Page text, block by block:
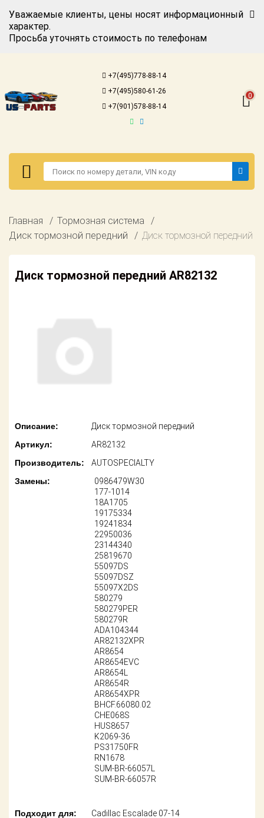
Уважаемые клиенты, цены носят информационный
характер.
Просьба уточнять стоимость по телефонам
+7(495)778-88-14
+7(495)580-61-26
+7(901)578-88-14
0
Авторизация
американских
автомобилей
запросу
техобслуживание
Оплата
заказ
Контакты
Регистрация
американских
автомобилей
техобслуживание
Доставка
Оплата
Главная
Тормозная система
Диск тормозной передний
Диск тормозной передний
Диск тормозной передний AR82132
Описание:
Диск тормозной передний
Артикул:
AR82132
Производитель:
AUTOSPECIALTY
Замены:
0986479W30
177-1014
18A1705
19175334
19241834
22950036
23144340
25819670
55097DS
55097DSZ
55097X2DS
580279
580279PER
580279R
ADA104344
AR82132XPR
AR8654
AR8654EVC
AR8654L
AR8654R
AR8654XPR
BHCF.66080.02
CHE068S
HUS8657
K2069-36
PS31750FR
RN1678
SUM-BR-66057L
SUM-BR-66057R
Подходит для:
Cadillac Escalade 07-14